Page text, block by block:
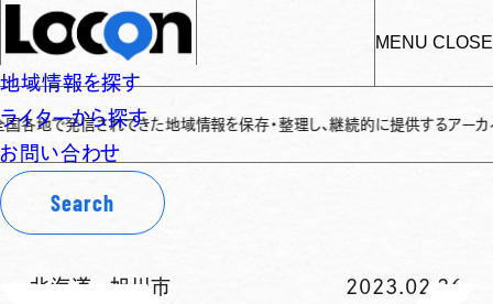
MENU CLOSE
地域情報を探す
ライターから探す
お問い合わせ
Search
されてきた地域情報を保存・整理し、継続的に提供するアーカイブサイトで
北海道 -旭川市 2023.02.26